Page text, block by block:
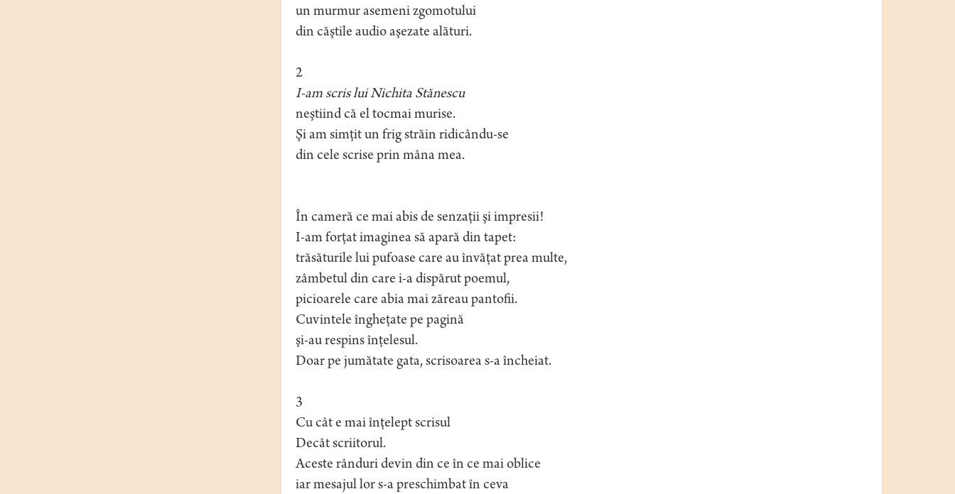
un murmur asemeni zgomotului
din căştile audio aşezate alături.
2
I-am scris lui Nichita Stănescu
neştiind că el tocmai murise.
Şi am simţit un frig străin ridicându-se
din cele scrise prin mâna mea.
În cameră ce mai abis de senzaţii şi impresii!
I-am forţat imaginea să apară din tapet:
trăsăturile lui pufoase care au învăţat prea multe,
zâmbetul din care i-a dispărut poemul,
picioarele care abia mai zăreau pantofii.
Cuvintele îngheţate pe pagină
şi-au respins înţelesul.
Doar pe jumătate gata, scrisoarea s-a încheiat.
3
Cu cât e mai înţelept scrisul
Decât scriitorul.
Aceste rânduri devin din ce în ce mai oblice
iar mesajul lor s-a preschimbat în ceva